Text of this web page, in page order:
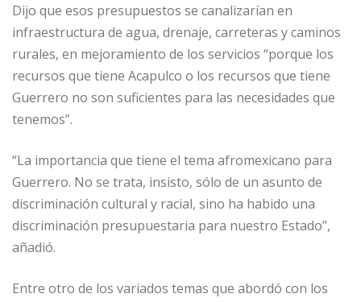
Dijo que esos presupuestos se canalizarían en
infraestructura de agua, drenaje, carreteras y caminos
rurales, en mejoramiento de los servicios “porque los
recursos que tiene Acapulco o los recursos que tiene
Guerrero no son suficientes para las necesidades que
tenemos”.
“La importancia que tiene el tema afromexicano para
Guerrero. No se trata, insisto, sólo de un asunto de
discriminación cultural y racial, sino ha habido una
discriminación presupuestaria para nuestro Estado”,
añadió.
Entre otro de los variados temas que abordó con los